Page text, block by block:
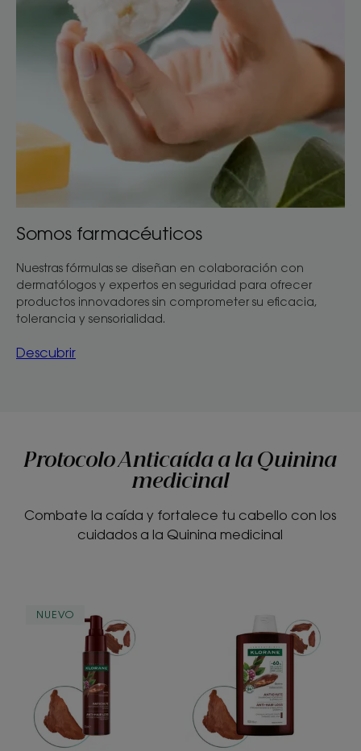
Somos farmacéuticos
Nuestras fórmulas se diseñan en colaboración con
dermatólogos y expertos en seguridad para ofrecer
productos innovadores sin comprometer su eficacia,
tolerancia y sensorialidad.
Descubrir
Protocolo Anticaída a la Quinina
medicinal
Combate la caída y fortalece tu cabello con los
cuidados a la Quinina medicinal
Tratamiento
Fortificante
Intensivo
NUEVO
Champú
Fortificante
&
Estimulante